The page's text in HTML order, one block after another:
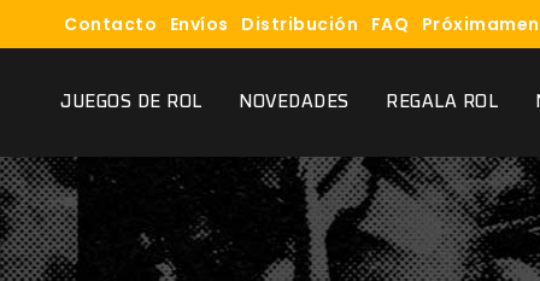
Contacto Envíos Distribución FAQ
JUEGOS DE ROL NOVEDADES REGALA ROL